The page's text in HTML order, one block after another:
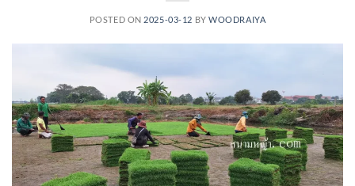
POSTED ON 2025-03-12 BYWOODRAIYA